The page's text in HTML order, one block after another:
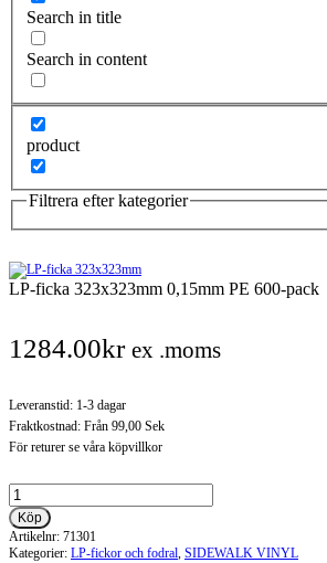
Search in title
Search in content
product
Filtrera efter kategorier
LP-ficka 323x323mm 0,15mm PE 600-pack
1284.00kr ex .moms
Leveranstid: 1-3 dagar
Fraktkostnad: Från 99,00 Sek
För returer se våra köpvillkor
LP-
ficka
323x323mm
0,15mm
Köp
Artikelnr: 71301
Kategorier: LP-fickor och fodral, SIDEWALK VINYL